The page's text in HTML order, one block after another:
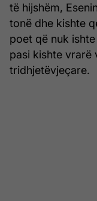
të hijshëm,
tonë dhe kishte
poet që nuk
pasi kishte vrarë
tridhjetëvjeçare.